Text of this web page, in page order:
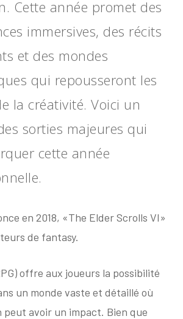
Cette année promet des
immersives, des récits
et des mondes
qui repousseront les
la créativité. Voici un
sorties majeures qui
cette année
en 2018, «The Elder Scrolls VI»
de fantasy.
offre aux joueurs la possibilité
un monde vaste et détaillé où
peut avoir un impact. Bien que